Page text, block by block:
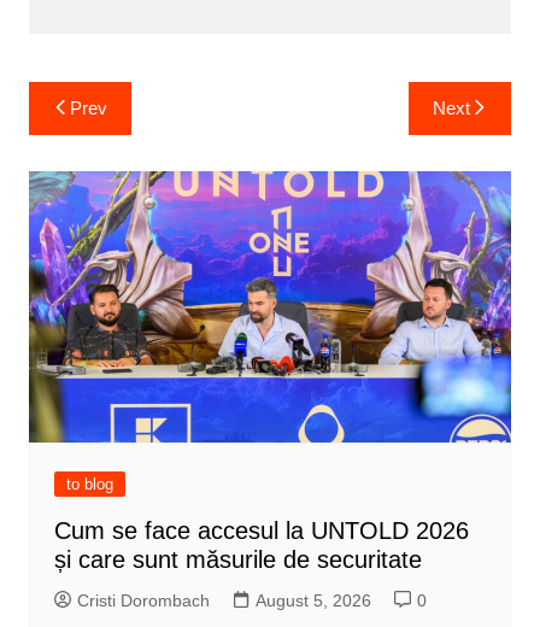
Post
navigation
Prev Next
to blog
Cum se face accesul la UNTOLD 2026
și care sunt măsurile de securitate
Cristi Dorombach August 5, 2026 0